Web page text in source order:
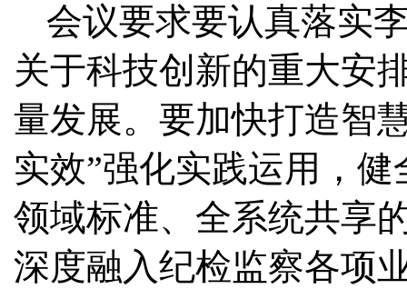
会议要求要认真落实
关于科技创新的重大安
量发展。要加快打造智
实效”强化实践运用，
领域标准、全系统共享
深度融入纪检监察各项